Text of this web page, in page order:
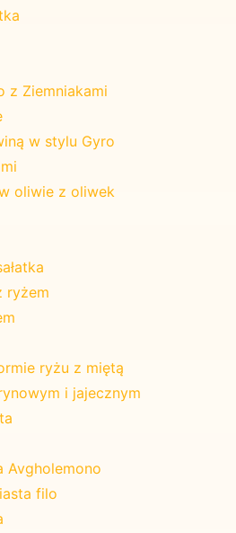
z Ziemniakami
w stylu Gyro
oliwie z oliwek
ryżem
ryżu z miętą
i jajecznym
Avgholemono
filo